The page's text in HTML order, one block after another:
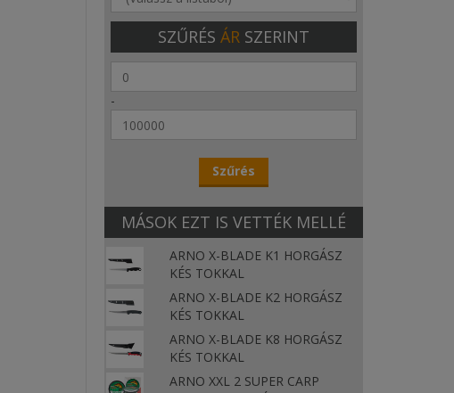
SZŰRÉS ÁR SZERINT
-
MÁSOK EZT IS VETTÉK MELLÉ
ARNO X-BLADE K1 HORGÁSZ
KÉS TOKKAL
ARNO X-BLADE K2 HORGÁSZ
KÉS TOKKAL
ARNO X-BLADE K8 HORGÁSZ
KÉS TOKKAL
ARNO XXL 2 SUPER CARP